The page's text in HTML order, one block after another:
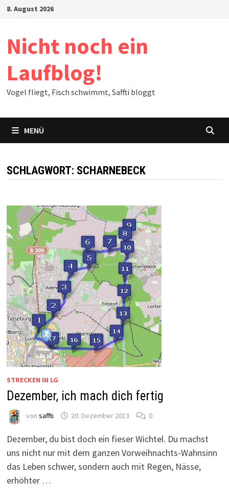
Zum8. August 2026
Nicht noch ein
Laufblog!
Vogel fliegt, Fisch schwimmt, Saffti bloggt
MENÜ
SCHLAGWORT: SCHARNEBECK
STRECKEN IN LG
Dezember, ich mach dich fertig
von saffti 20. Dezember 2013 0
Dezember, du bist doch ein fieser Wichtel. Du machst
uns nicht nur mit dem ganzen Vorweihnachts-Wahnsinn
das Leben schwer, sondern auch mit Regen, Nässe,
erhöhter …